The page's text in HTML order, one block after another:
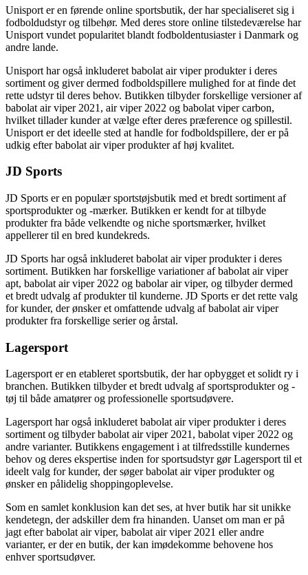
Unisport er en førende online sportsbutik, der har specialiseret sig i
fodboldudstyr og tilbehør. Med deres store online tilstedeværelse har
Unisport vundet popularitet blandt fodboldentusiaster i Danmark og
andre lande.
Unisport har også inkluderet babolat air viper produkter i deres
sortiment og giver dermed fodboldspillere mulighed for at finde det
rette udstyr til deres behov. Butikken tilbyder forskellige versioner af
babolat air viper 2021, air viper 2022 og babolat viper carbon,
hvilket tillader kunder at vælge efter deres præference og spillestil.
Unisport er det ideelle sted at handle for fodboldspillere, der er på
udkig efter babolat air viper produkter af høj kvalitet.
JD Sports
JD Sports er en populær sportstøjsbutik med et bredt sortiment af
sportsprodukter og -mærker. Butikken er kendt for at tilbyde
produkter fra både velkendte og niche sportsmærker, hvilket
appellerer til en bred kundekreds.
JD Sports har også inkluderet babolat air viper produkter i deres
sortiment. Butikken har forskellige variationer af babolat air viper
apt, babolat air viper 2022 og babolar air viper, og tilbyder dermed
et bredt udvalg af produkter til kunderne. JD Sports er det rette valg
for kunder, der ønsker et omfattende udvalg af babolat air viper
produkter fra forskellige serier og årstal.
Lagersport
Lagersport er en etableret sportsbutik, der har opbygget et solidt ry i
branchen. Butikken tilbyder et bredt udvalg af sportsprodukter og -
tøj til både amatører og professionelle sportsudøvere.
Lagersport har også inkluderet babolat air viper produkter i deres
sortiment og tilbyder babolat air viper 2021, babolat viper 2022 og
andre varianter. Butikkens engagement i at tilfredsstille kundernes
behov og deres ekspertise inden for sportsudstyr gør Lagersport til et
ideelt valg for kunder, der søger babolat air viper produkter og
ønsker en pålidelig shoppingoplevelse.
Som en samlet konklusion kan det ses, at hver butik har sit unikke
kendetegn, der adskiller dem fra hinanden. Uanset om man er på
jagt efter babolat air viper, babolat air viper 2021 eller andre
varianter, er der en butik, der kan imødekomme behovene hos
enhver sportsudøver.